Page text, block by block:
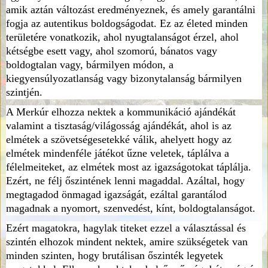
amik aztán változást eredményeznek, és amely garantálni
fogja az autentikus boldogságodat. Ez az életed minden
területére vonatkozik, ahol nyugtalanságot érzel, ahol
kétségbe esett vagy, ahol szomorú, bánatos vagy
boldogtalan vagy, bármilyen módon, a
kiegyensúlyozatlanság vagy bizonytalanság bármilyen
szintjén.
A Merkúr elhozza nektek a kommunikáció ajándékát
valamint a tisztaság/világosság ajándékát, ahol is az
elmétek a szövetségesetekké válik, ahelyett hogy az
elmétek mindenféle játékot űzne veletek, táplálva a
félelmeiteket, az elmétek most az igazságotokat táplálja.
Ezért, ne félj őszintének lenni magaddal. Azáltal, hogy
megtagadod önmagad igazságát, ezáltal garantálod
magadnak a nyomort, szenvedést, kínt, boldogtalanságot.
Ezért magatokra, hagylak titeket ezzel a választással és
szintén elhozok mindent nektek, amire szükségetek van
minden szinten, hogy brutálisan őszinték legyetek